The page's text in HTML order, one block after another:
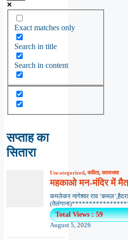
Exact matches only
Search in title
Search in content
सप्ताह का
सितारा
Uncategorized,कविता,काव्यभाषा
महकाओ मन-मंदिर में
कमलेकर नागेश्वर राव
Total Views : 59
August 5, 2026